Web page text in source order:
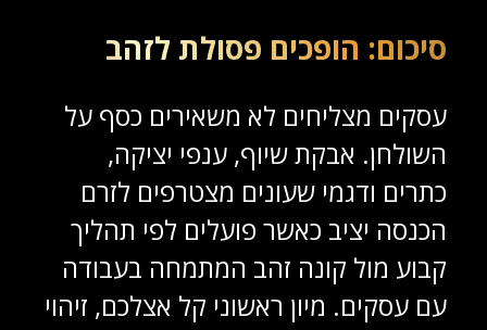
סיכום: הופכים פסולת לזהב
עסקים מצליחים לא משאירים כסף על
השולחן. אבקת שיוף, ענפי יציקה,
כתרים ודגמי שעונים מצטרפים לזרם
הכנסה יציב כאשר פועלים לפי תהליך
קבוע מול קונה זהב המתמחה בעבודה
עם עסקים. מיון ראשוני קל אצלכם, זיהוי